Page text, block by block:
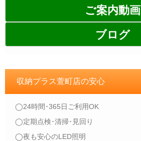
ご案内動画
ブログ
収納プラス萱町店の安心
◯24時間･365日ご利用OK
◯定期点検･清掃･見回り
◯夜も安心のLED照明